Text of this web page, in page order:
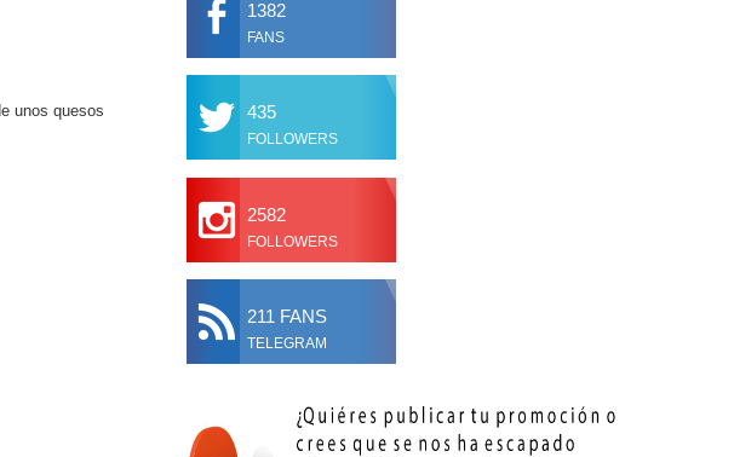
unos quesos
1382
FANS
435
FOLLOWERS
2582
FOLLOWERS
211 FANS
TELEGRAM